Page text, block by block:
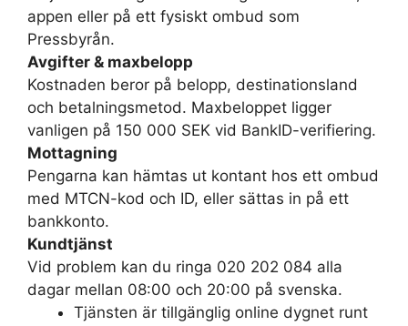
appen eller på ett fysiskt ombud som
Pressbyrån.
Avgifter & maxbelopp
Kostnaden beror på belopp, destinationsland
och betalningsmetod. Maxbeloppet ligger
vanligen på 150 000 SEK vid BankID-verifiering.
Mottagning
Pengarna kan hämtas ut kontant hos ett ombud
med MTCN-kod och ID, eller sättas in på ett
bankkonto.
Kundtjänst
Vid problem kan du ringa 020 202 084 alla
dagar mellan 08:00 och 20:00 på svenska.
Tjänsten är tillgänglig online dygnet runt